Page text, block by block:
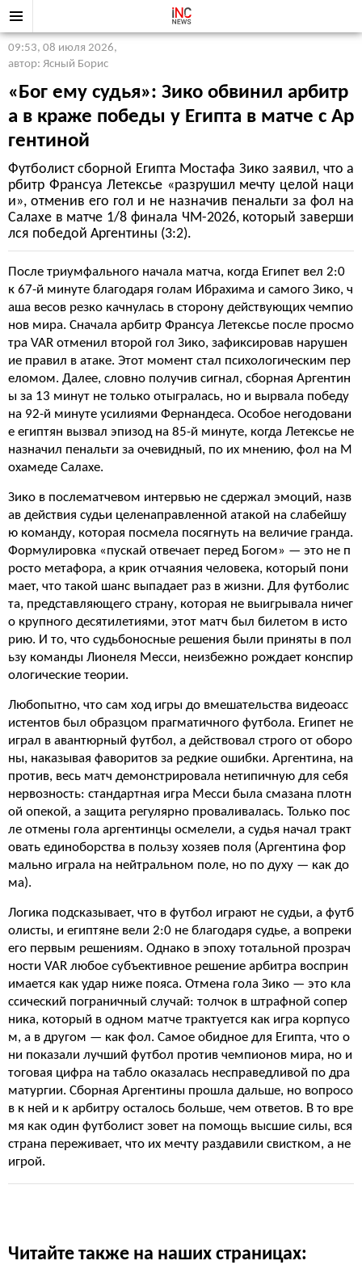
09:53, 08 июля 2026,
автор: Ясный Борис
«Бог ему судья»: Зико обвинил арбитр
а в краже победы у Египта в матче с Ар
гентиной
Футболист сборной Египта Мостафа Зико заявил, что а
рбитр Франсуа Летексье «разрушил мечту целой наци
и», отменив его гол и не назначив пенальти за фол на
Салахе в матче 1/8 финала ЧМ-2026, который заверши
лся победой Аргентины (3:2).
После триумфального начала матча, когда Египет вел 2:0
к 67-й минуте благодаря голам Ибрахима и самого Зико, ч
аша весов резко качнулась в сторону действующих чемпио
нов мира. Сначала арбитр Франсуа Летексье после просмо
тра VAR отменил второй гол Зико, зафиксировав нарушен
ие правил в атаке. Этот момент стал психологическим пер
еломом. Далее, словно получив сигнал, сборная Аргентин
ы за 13 минут не только отыгралась, но и вырвала победу
на 92-й минуте усилиями Фернандеса. Особое негодовани
е египтян вызвал эпизод на 85-й минуте, когда Летексье не
назначил пенальти за очевидный, по их мнению, фол на М
охамеде Салахе.
Зико в послематчевом интервью не сдержал эмоций, назв
ав действия судьи целенаправленной атакой на слабейшу
ю команду, которая посмела посягнуть на величие гранда.
Формулировка «пускай отвечает перед Богом» — это не п
росто метафора, а крик отчаяния человека, который пони
мает, что такой шанс выпадает раз в жизни. Для футболис
та, представляющего страну, которая не выигрывала ничег
о крупного десятилетиями, этот матч был билетом в исто
рию. И то, что судьбоносные решения были приняты в пол
ьзу команды Лионеля Месси, неизбежно рождает конспир
ологические теории.
Любопытно, что сам ход игры до вмешательства видеоасс
истентов был образцом прагматичного футбола. Египет не
играл в авантюрный футбол, а действовал строго от оборо
ны, наказывая фаворитов за редкие ошибки. Аргентина, на
против, весь матч демонстрировала нетипичную для себя
нервозность: стандартная игра Месси была смазана плотн
ой опекой, а защита регулярно проваливалась. Только пос
ле отмены гола аргентинцы осмелели, а судья начал тракт
овать единоборства в пользу хозяев поля (Аргентина фор
мально играла на нейтральном поле, но по духу — как до
ма).
Логика подсказывает, что в футбол играют не судьи, а футб
олисты, и египтяне вели 2:0 не благодаря судье, а вопреки
его первым решениям. Однако в эпоху тотальной прозрач
ности VAR любое субъективное решение арбитра восприн
имается как удар ниже пояса. Отмена гола Зико — это кла
ссический пограничный случай: толчок в штрафной сопер
ника, который в одном матче трактуется как игра корпусо
м, а в другом — как фол. Самое обидное для Египта, что о
ни показали лучший футбол против чемпионов мира, но и
тоговая цифра на табло оказалась несправедливой по дра
матургии. Сборная Аргентины прошла дальше, но вопросо
в к ней и к арбитру осталось больше, чем ответов. В то вре
мя как один футболист зовет на помощь высшие силы, вся
страна переживает, что их мечту раздавили свистком, а не
игрой.
Читайте также на наших страницах: